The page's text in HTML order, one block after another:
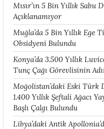
Mısır’ın 5 Bin Yıllık Sabu
Açıklanamıyor
Muğla’da 5 Bin Yıllık Ege
Obsidyeni Bulundu
Konya’da 3.500 Yıllık
Tunç Çağı Görevlisinin
Moğolistan’daki Eski Türk
1.400 Yıllık Şeftali Ağacı
Başlı Çalgı Bulundu
Libya’daki Antik